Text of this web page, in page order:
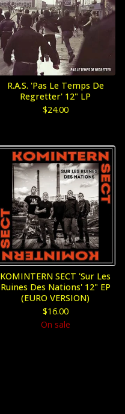
R.A.S. 'Pas Le Temps De
Regretter' 12" LP
$24.00
KOMINTERN SECT 'Sur Les
Ruines Des Nations' 12" EP
(EURO VERSION)
$16.00
On sale